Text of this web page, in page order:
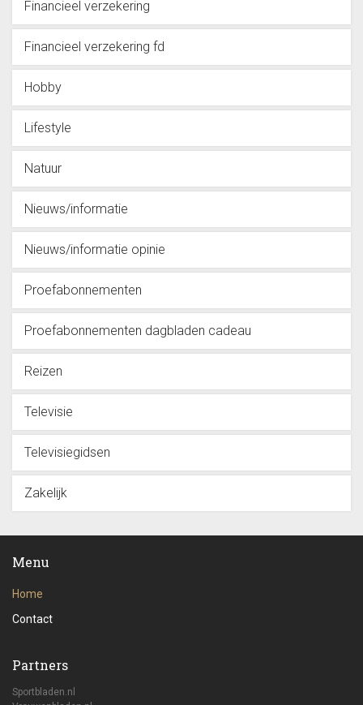
Financieel verzekering
Financieel verzekering fd
Hobby
Lifestyle
Natuur
Nieuws/informatie
Nieuws/informatie opinie
Proefabonnementen
Proefabonnementen dagbladen cadeau
Reizen
Televisie
Televisiegidsen
Zakelijk
Menu
Home
Contact
Partners
Sportbladen.nl